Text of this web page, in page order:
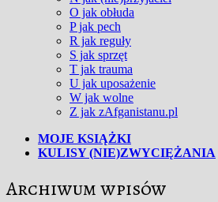
O jak obłuda
P jak pech
R jak reguły
S jak sprzęt
T jak trauma
U jak uposażenie
W jak wolne
Z jak zAfganistanu.pl
MOJE KSIĄŻKI
KULISY (NIE)ZWYCIĘŻANIA
Archiwum wpisów